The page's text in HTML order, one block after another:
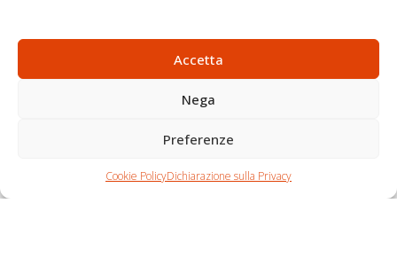
Accetta
Nega
Preferenze
Cookie PolicyDichiarazione sulla Privacy
P.I. 17504191002
nemmeno un'opportunità,
Shop